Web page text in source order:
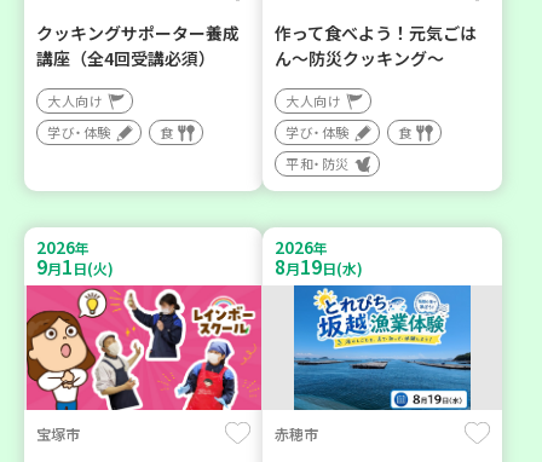
クッキングサポーター養成
講座（全4回受講必須）
大人向け
学び・体験
食
作って食べよう！元気ごは
ん～防災クッキング～
大人向け
学び・体験
食
平和・防災
2026年
9月1日(火)
宝塚市
2026年
8月19日(水)
赤穂市